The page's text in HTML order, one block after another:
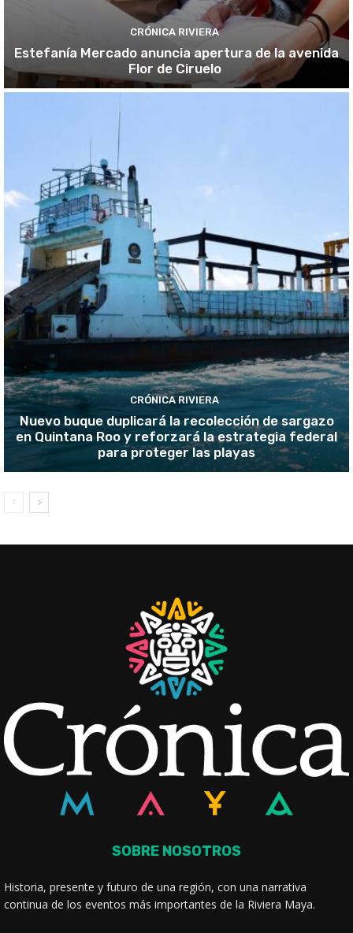
CRÓNICA RIVIERA
Estefanía Mercado anuncia apertura de la avenida
Flor de Ciruelo
CRÓNICA RIVIERA
Nuevo buque duplicará la recolección de sargazo
en Quintana Roo y reforzará la estrategia federal
para proteger las playas
SOBRE NOSOTROS
Historia, presente y futuro de una región, con una narrativa
continua de los eventos más importantes de la Riviera Maya.